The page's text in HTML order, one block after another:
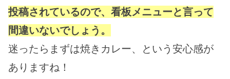
投稿されているので、看板メニューと言って
間違いないでしょう。
迷ったらまずは焼きカレー、という安心感が
ありますね！